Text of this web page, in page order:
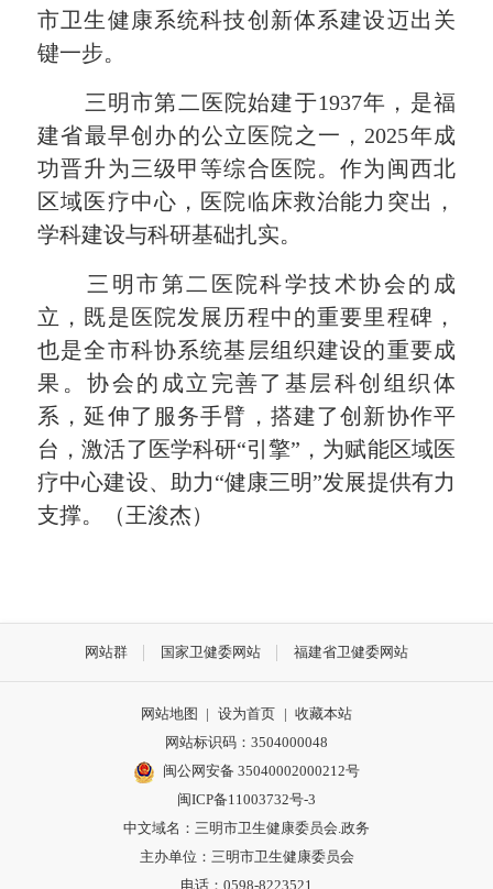
市卫生健康系统科技创新体系建设迈出关
键一步。
三明市第二医院始建于1937年，是福
建省最早创办的公立医院之一，2025年成
功晋升为三级甲等综合医院。作为闽西北
区域医疗中心，医院临床救治能力突出，
学科建设与科研基础扎实。
三明市第二医院科学技术协会的成
立，既是医院发展历程中的重要里程碑，
也是全市科协系统基层组织建设的重要成
果。协会的成立完善了基层科创组织体
系，延伸了服务手臂，搭建了创新协作平
台，激活了医学科研“引擎”，为赋能区域医
疗中心建设、助力“健康三明”发展提供有力
支撑。（王浚杰）
网站群 国家卫健委网站 福建省卫健委网站
网站地图 | 设为首页 | 收藏本站
网站标识码：3504000048
闽公网安备 35040002000212号
闽ICP备11003732号-3
中文域名：三明市卫生健康委员会.政务
主办单位：三明市卫生健康委员会
电话：0598-8223521